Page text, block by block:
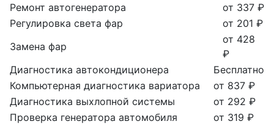
Ремонт автогенератора
от 337 ₽
Регулировка света фар
от 201 ₽
Замена фар
от 428
₽
Диагностика автокондиционера
Бесплатно
Компьютерная диагностика вариатора
от 837 ₽
Диагностика выхлопной системы
от 292 ₽
Проверка генератора автомобиля
от 319 ₽